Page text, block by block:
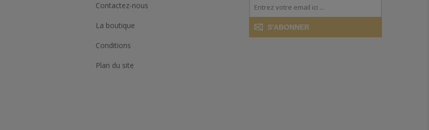
Contactez-nous
La boutique
Conditions
Plan du site
S'ABONNER